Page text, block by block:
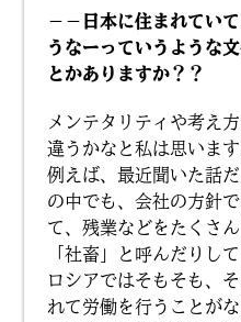
－－日本に住まれてい
うなーっていうような
とかありますか？？
メンテタリティや考え
違うかなと私は思います
例えば、最近聞いた話
の中でも、会社の方針
て、残業などをたくさ
「社畜」と呼んだりし
ロシアではそもそも、
れて労働を行うことが